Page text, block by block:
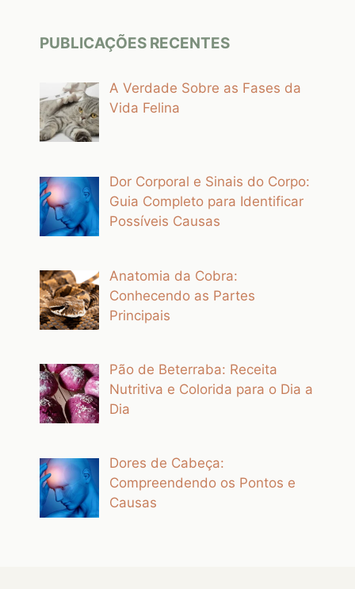
PUBLICAÇÕES RECENTES
A Verdade Sobre as Fases da
Vida Felina
Dor Corporal e Sinais do Corpo:
Guia Completo para Identificar
Possíveis Causas
Anatomia da Cobra:
Conhecendo as Partes
Principais
Pão de Beterraba: Receita
Nutritiva e Colorida para o Dia a
Dia
Dores de Cabeça:
Compreendendo os Pontos e
Causas